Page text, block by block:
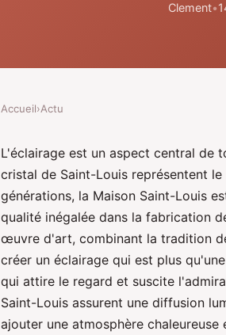
Clement•
Accueil›Actu
L'éclairage est un aspect central de
cristal de Saint-Louis représentent
générations, la Maison Saint-Louis
qualité inégalée dans la fabrication
œuvre d'art, combinant la tradition
créer un éclairage qui est plus
qui attire le regard et suscite
Saint-Louis assurent une diffusion
ajouter une atmosphère